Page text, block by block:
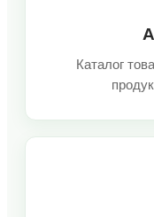
Каталог